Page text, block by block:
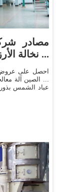
مصادر
نخالة الأرز وسعر زيت نخالة الأرز ...
... الصين آلة
عباد الشمس